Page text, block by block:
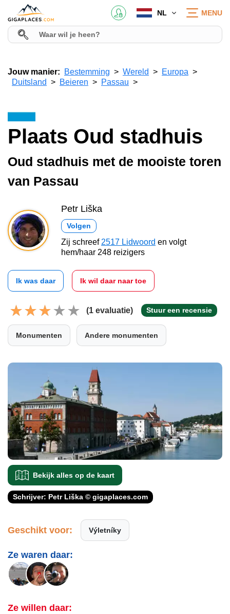
NL MENU
Jouw manier: Bestemming Wereld
Europa
Duitsland
Beieren Passau
Plaats Oud stadhuis
Oud stadhuis met de mooiste toren
van Passau
Petr Liška
Volgen
Zij schreef 2517 Lidwoord en volgt
hem/haar 248 reizigers
Ik was daar Ik wil daar naar toe
(1 evaluatie) Stuur een recensie
Monumenten Andere monumenten
Bekijk alles op de kaart
Schrijver: Petr Liška © gigaplaces.com
Geschikt voor: Výletníky
Ze waren daar:
Ze willen daar: